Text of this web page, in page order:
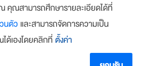
259-1474, 02-258-0227
โทรสาร: 02-261-5703
:we*******@*******co.th
บ้านเว็บไซต์
คุณสามารถศึกษารายละเอียดได้ที่
นตัว และสามารถจัดการความเป็น
ด้เองโดยคลิกที่ ตั้งค่า